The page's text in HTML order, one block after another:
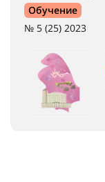
Обучение
№ 5 (25) 2023